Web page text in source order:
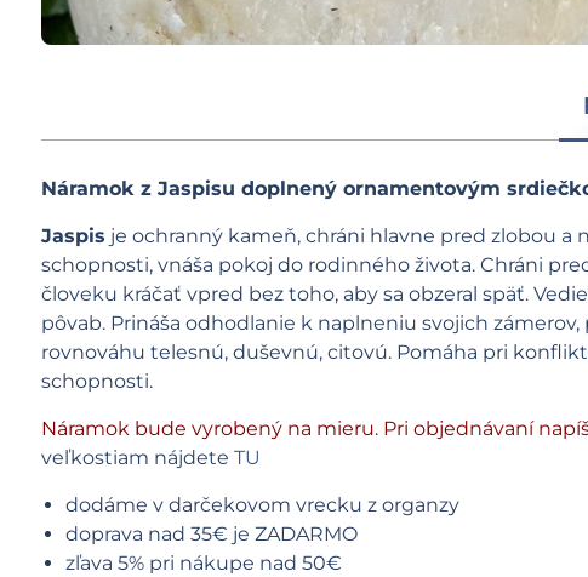
Náramok z Jaspisu doplnený ornamentovým
Jaspis je ochranný kameň, chráni hlavne pred zlobou
schopnosti, vnáša pokoj do rodinného života. Chráni
človeku kráčať vpred bez toho, aby sa obzeral späť.
pôvab. Prináša odhodlanie k naplneniu svojich
rovnováhu telesnú, duševnú, citovú. Pomáha pri
schopnosti.
Náramok bude vyrobený na mieru. Pri objednávaní
veľkostiam nájdete TU
dodáme v darčekovom vrecku z organzy
doprava nad 35€ je ZADARMO
zľava 5% pri nákupe nad 50€